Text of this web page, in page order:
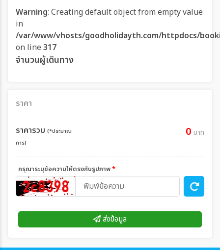
Warning: Creating default object from empty value
in
/var/www/vhosts/goodholidayth.com/httpdocs/
on line 317
จำนวนผู้เดินทาง
ราคา
ราคารวม (*ประมาณ
การ)
0 บาท
กรุณาระบุข้อความให้ตรงกับรูปภาพ*
ส่งข้อมูล